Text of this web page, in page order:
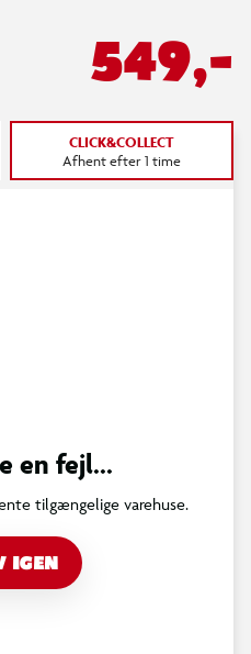
549,-
CLICK&COLLECT
Afhent efter 1 time
en fejl...
tilgængelige varehuse.
IGEN